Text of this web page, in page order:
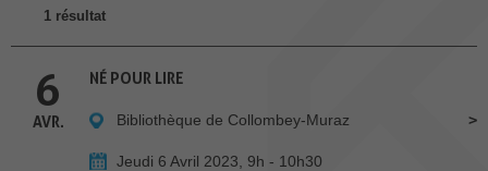
1 résultat
6
AVR.
NÉ POUR LIRE
Bibliothèque de Collombey-Muraz
Jeudi 6 Avril 2023, 9h - 10h30